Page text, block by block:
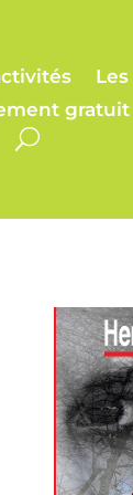
gratuit